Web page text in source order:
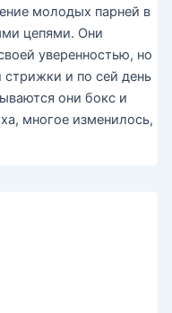
молодых парней в
цепями. Они
уверенностью, но
и по сей день
они бокс и
многое изменилось,